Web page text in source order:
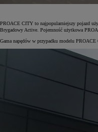
Od197 400 złnetto
PROACE CITY to najpopularniejszy pojazd
Brygadowy Active. Pojemność użytkowa
Gama napędów w przypadku modelu